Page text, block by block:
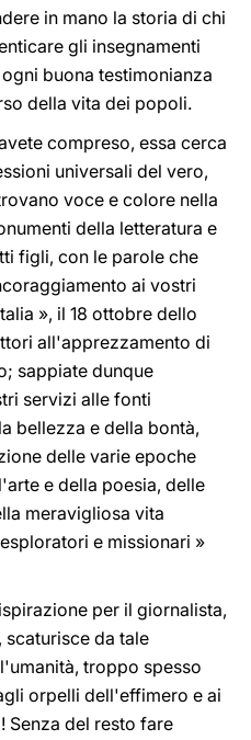
in mano la storia di chi
gli insegnamenti
buona testimonianza
della vita dei popoli.
compreso, essa cerca
universali del vero,
voce e colore nella
della letteratura e
figli, con le parole che
ai vostri
», il 18 ottobre dello
all'apprezzamento di
sappiate dunque
servizi alle fonti
bellezza e della bontà,
delle varie epoche
e della poesia, delle
meravigliosa vita
e missionari »
per il giornalista,
da tale
troppo spesso
orpelli dell'effimero e ai
Senza del resto fare